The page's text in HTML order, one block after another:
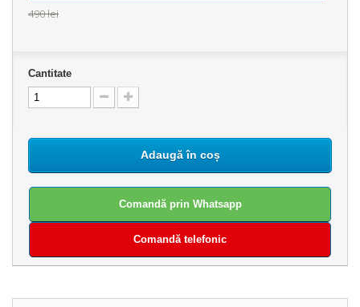
490 lei
Cantitate
Adaugă în coș
Comandă prin Whatsapp
Comandă telefonic